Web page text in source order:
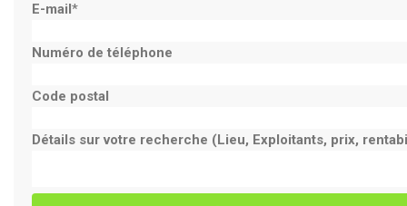
E-mail *
Numéro de téléphone
Code postal
Détails sur votre recherche (Lieu, Exploitants, prix,